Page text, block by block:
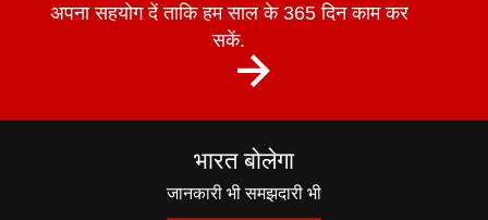
अपना सहयोग दें ताकि हम साल के 365 दिन काम कर
सकें.
भारत बोलेगा
जानकारी भी समझदारी भी